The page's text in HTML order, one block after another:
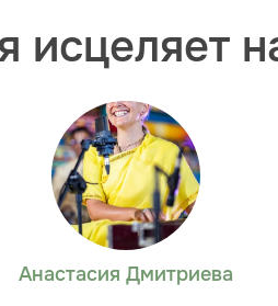
исцеляет
Анастасия Дмитриева